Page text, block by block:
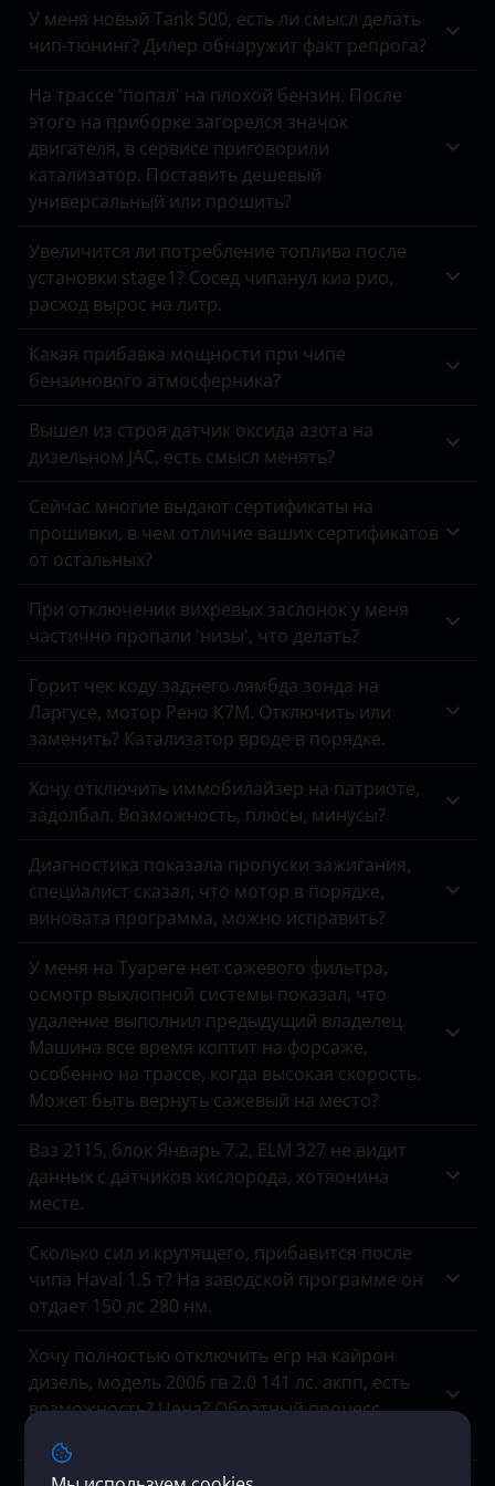
Peugeot
Ravon
Renault
Saab
Seat
Skoda
SsangYong
Subaru
Suzuki
Tank
Toyota
Volvo
Vortex
Zotye
ВАЗ (LADA)
ГАЗ
ЗАЗ
Chevrolet
Chrysler
Citroen
Daewoo
Datsun
Dodge
DongFeng
FAW
Fiat
Ford
GAC
Genesis
Haval
Honda
Hyundai
Infiniti
Isuzu
Iveco
JAC
Jaguar
Jeep
Kaiyi
Land Rover
Lifan
Jazz
Legend
Odyssey
Pilot
Shuttle
Stepwgn
Vezel
У меня новый Tank 500, есть ли смысл делать
чип-тюнинг? Дилер обнаружит факт репрога?
На трассе 'попал' на плохой бензин. После
этого на приборке загорелся значок
двигателя, в сервисе приговорили
катализатор. Поставить дешевый
универсальный или прошить?
Увеличится ли потребление топлива после
установки stage1? Сосед чипанул киа рио,
расход вырос на литр.
Какая прибавка мощности при чипе
бензинового атмосферника?
Вышел из строя датчик оксида азота на
дизельном JAC, есть смысл менять?
Сейчас многие выдают сертификаты на
прошивки, в чем отличие ваших сертификатов
от остальных?
При отключении вихревых заслонок у меня
частично пропали 'низы', что делать?
Горит чек коду заднего лямбда зонда на
Ларгусе, мотор Рено К7М. Отключить или
заменить? Катализатор вроде в порядке.
Хочу отключить иммобилайзер на патриоте,
задолбал. Возможность, плюсы, минусы?
Диагностика показала пропуски зажигания,
специалист сказал, что мотор в порядке,
виновата программа, можно исправить?
У меня на Туареге нет сажевого фильтра,
осмотр выхлопной системы показал, что
удаление выполнил предыдущий владелец.
Машина все время коптит на форсаже,
особенно на трассе, когда высокая скорость.
Может быть вернуть сажевый на место?
Ваз 2115, блок Январь 7.2, ELM 327 не видит
данных с датчиков кислорода, хотяонина
месте.
Сколько сил и крутящего, прибавится после
чипа Haval 1.5 т? На заводской программе он
отдает 150 лс 280 нм.
Хочу полностью отключить егр на кайрон
дизель, модель 2006 гв 2.0 141 лс. акпп, есть
возможность? Цена? Обратный процесс